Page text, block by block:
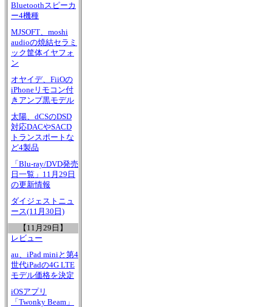
Bluetoothスピーカ
ー4機種
MJSOFT、moshi
audioの焼結セラミ
ック筐体イヤフォ
ン
オヤイデ、FiiOの
iPhoneリモコン付
きアンプ黒モデル
太陽、dCSのDSD
対応DACやSACD
トランスポートな
ど4製品
「Blu-ray/DVD発売
日一覧」11月29日
の更新情報
ダイジェストニュ
ース(11月30日)
【11月29日】
レビュー
au、iPad miniと第4
世代iPadの4G LTE
モデル価格を決定
iOSアプリ
「Twonky Beam」